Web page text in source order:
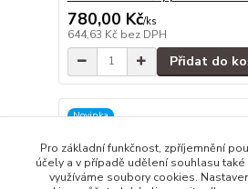
780,00 Kč/ks
644,63 Kč bez DPH
Přidat do
Novinka
Pro základní funkčnost, zpříjemnění
účely a v případě udělení souhlasu
využíváme soubory cookies.